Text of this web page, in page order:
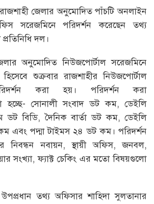
জেলার অনুমোদিত পাঁচটি অনলাইন
সরেজমিনে পরিদর্শন করেছেন তথ্য
দল।
অনুমোদিত নিউজপোর্টাল সরেজমিনে
শুক্রবার রাজশাহীর নিউজপোর্টাল
করা হয়। পরিদর্শন করা
হচ্ছে- সোনালী সংবাদ ডট কম, ডেইলি
ডট বিডি, দৈনিক বার্তা ডট কম, ডেইলি
এবং পদ্মা টাইমস ২৪ ডট কম। পরিদর্শন
নিবন্ধন নবায়ন, স্থায়ী অফিস, জনবল,
সংখ্যা, ফ্যাক্ট চেকিং এর মতো বিষয়গুলো
তথ্য অফিসার শাহিদা সুলতানার